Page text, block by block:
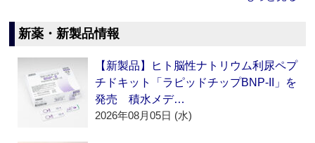
新薬・新製品情報
【新製品】ヒト脳性ナトリウム利尿ペプ
チドキット「ラピッドチップBNP-II」を
発売 積水メデ…
2026年08月05日 (水)